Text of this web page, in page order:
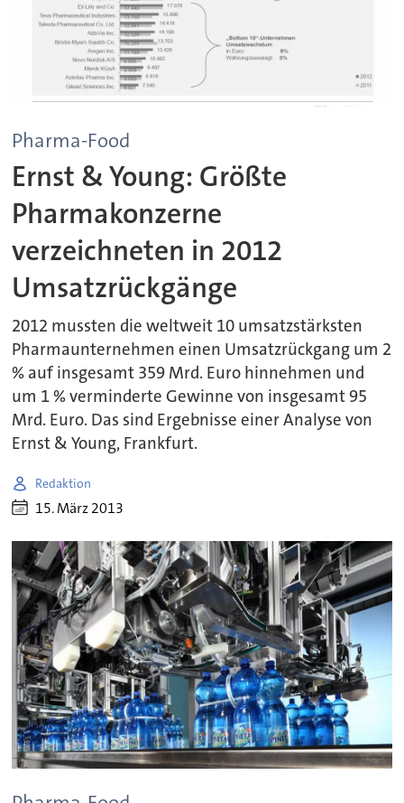
Pharma-Food
Ernst & Young: Größte
Pharmakonzerne
verzeichneten in 2012
Umsatzrückgänge
2012 mussten die weltweit 10 umsatzstärksten
Pharmaunternehmen einen Umsatzrückgang um 2
% auf insgesamt 359 Mrd. Euro hinnehmen und
um 1 % verminderte Gewinne von insgesamt 95
Mrd. Euro. Das sind Ergebnisse einer Analyse von
Ernst & Young, Frankfurt.
Redaktion
15. März 2013